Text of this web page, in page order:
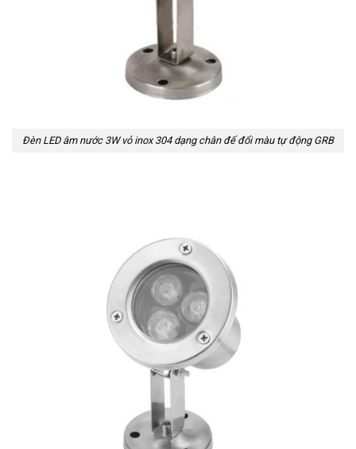
Đèn LED âm nước 3W vỏ inox 304 dạng chân đế đổi màu tự động GRB